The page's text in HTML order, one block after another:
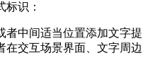
识：
中间适当位置添加文字提
在交互场景界面、文字周边